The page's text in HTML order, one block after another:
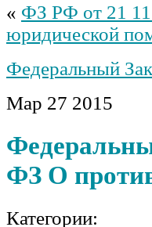
« ФЗ РФ от 21
юридической
Федеральный
Мар 27 2015
ФЗ О
Категории: